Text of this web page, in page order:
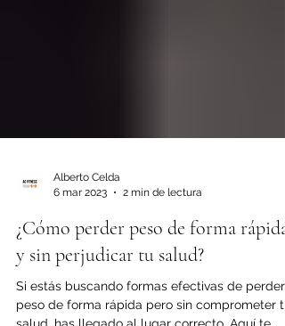
6 mar 2023
2 min de lectura
¿Cómo perder peso de forma rápida
y sin perjudicar tu salud?
Si estás buscando formas efectivas de perder